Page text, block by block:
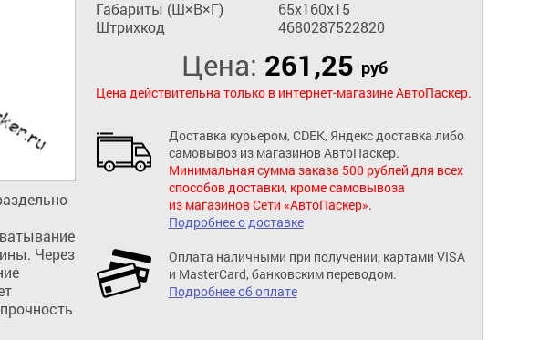
Габариты (Ш×В×Г)
65x160x15
Штрихкод
4680287522820
Цена: 261,25 руб
Цена действительна только в интернет-магазине АвтоПаскер.
Доставка курьером, CDEK, Яндекс доставка либо
самовывоз из магазинов АвтоПаскер.
Минимальная сумма заказа 500 рублей для всех
способов доставки, кроме самовывоза
из магазинов Сети «АвтоПаскер».
Подробнее о доставке
Оплата наличными при получении, картами VISA
и MasterCard, банковским переводом.
Подробнее об оплате
Через